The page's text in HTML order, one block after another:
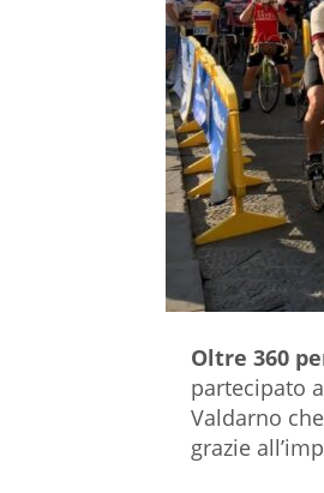
Oltre 360
partecipato
Valdarno
grazie